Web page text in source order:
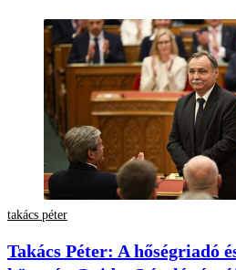
takács péter
Takács Péter: A hőségriadó